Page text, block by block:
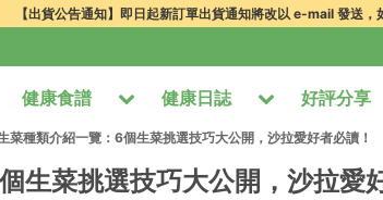
【出貨公告通知】即日起新訂單出貨通知將改以 e-mail 發送，
健康食譜 健康日誌 好評分享
菜種類介紹一覽：6個生菜挑選技巧大公開，沙拉愛好者必讀！
生菜挑選技巧大公開，沙拉愛